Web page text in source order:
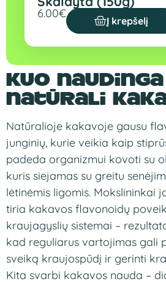
6.00€
Į krepšelį
Kuo naudinga
natūrali
Natūralioje kakavoje gausu
junginių, kurie veikia kaip
padeda organizmui kovoti su
kuris siejamas su greitu
lėtinėmis ligomis. Mokslininkai
tiria kakavos flavonoidų
kraujagyslių sistemai –
kad reguliarus vartojimas gali
sveiką kraujospūdį ir gerinti
Kita svarbi kakavos nauda –